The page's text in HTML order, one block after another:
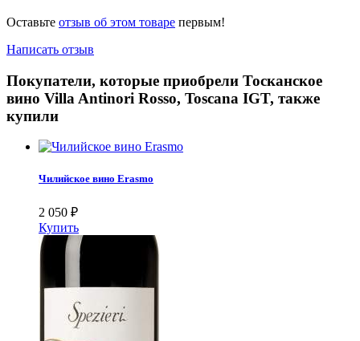
Оставьте отзыв об этом товаре первым!
Написать отзыв
Покупатели, которые приобрели Тосканское
вино Villa Antinori Rosso, Toscana IGT, также
купили
Чилийское вино Erasmo
2 050 ₽
Купить